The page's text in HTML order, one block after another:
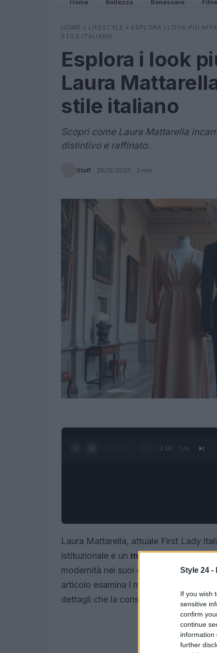
Style 24 -
If you wish
sensitive
confirm
continue
information
further
Home Bellezza Benessere
HOME » LIFESTYLE » ESPLORA I LOOK PIÙ
STILE ITALIANO
Esplora i look
Laura
stile italiano
Scopri come Laura Mattarella
distintivo e raffinato.
Staff · 26/12/2025 · 3 min
0:28 / 3:16 1 /4
Laura Mattarella, attuale First Lady
istituzionale e un modello di eleganza
modernità nei suoi outfit la rende un
articolo esamina i migliori look che la
dettagli che la consacrano come una